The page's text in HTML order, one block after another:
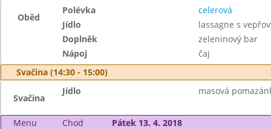
Oběd
Polévka
celerová
Jídlo
lassagne s
Doplněk
zeleninový bar
Nápoj
čaj
Svačina (14:30 - 15:00)
Svačina
Jídlo masová
Menu Chod
Pátek 13. 4. 2018